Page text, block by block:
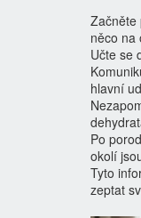
Začněte
něco na
Učte se
hlavní
Po
okolí
Tyto
zeptat